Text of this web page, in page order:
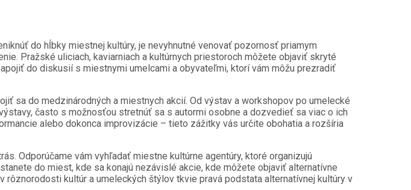
do hĺbky miestnej kultúry, je nevyhnutné venovať pozornosť priamym
Pražské uliciach, kaviarniach a kultúrnych priestoroch môžete objaviť skryté
do diskusií s miestnymi umelcami a obyvateľmi, ktorí vám môžu prezradiť
sa do medzinárodných a miestnych akcií. Od výstav a workshopov po umelecké
často s možnosťou stretnúť sa s autormi osobne a dozvedieť sa viac o ich
alebo dokonca improvizácie – tieto zážitky vás určite obohatia a rozšíria
Odporúčame vám vyhľadať miestne kultúrne agentúry, ktoré organizujú
do miest, kde sa konajú nezávislé akcie, kde môžete objaviť alternatívne
kultúr a umeleckých štýlov tkvie pravá podstata alternatívnej kultúry v